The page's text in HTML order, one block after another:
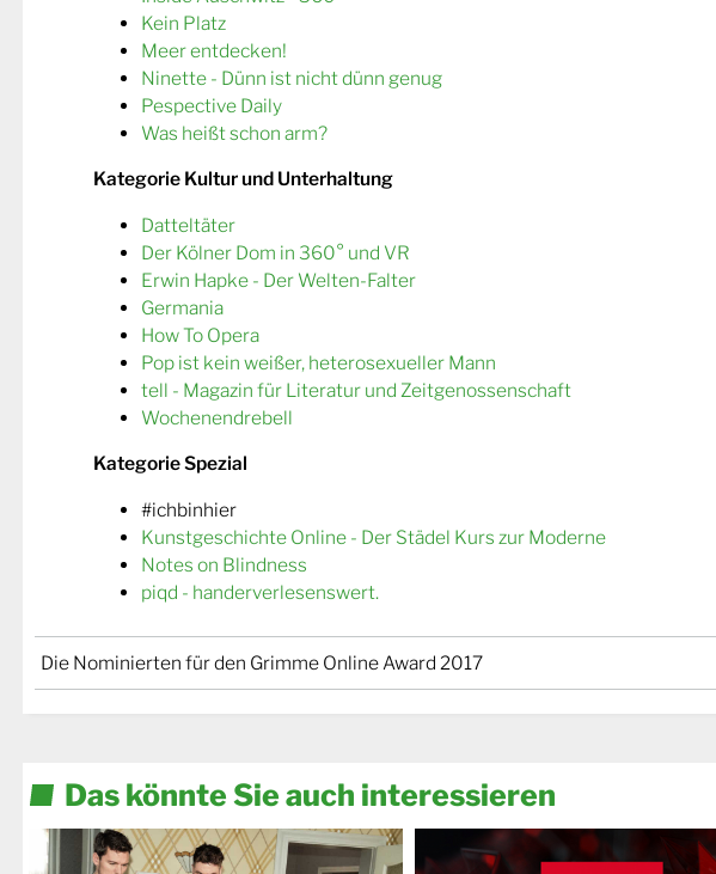
Kein Platz
Meer entdecken!
Ninette - Dünn ist nicht dünn genug
Pespective Daily
Was heißt schon arm?
Kategorie Kultur und Unterhaltung
Datteltäter
Der Kölner Dom in 360° und VR
Erwin Hapke - Der Welten-Falter
Germania
How To Opera
Pop ist kein weißer, heterosexueller Mann
tell - Magazin für Literatur und Zeitgenossenschaft
Wochenendrebell
Kategorie Spezial
#ichbinhier
Kunstgeschichte Online - Der Städel Kurs zur Moderne
Notes on Blindness
piqd - handerverlesenswert.
Die Nominierten für den Grimme Online Award 2017
Das könnte Sie auch interessieren